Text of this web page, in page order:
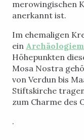
merowingischen
anerkannt ist.
Im ehemaligen
ein
Höhepunkten
Mosa Nostra
von Verdun bis
Stiftskirche
zum Charme des
.